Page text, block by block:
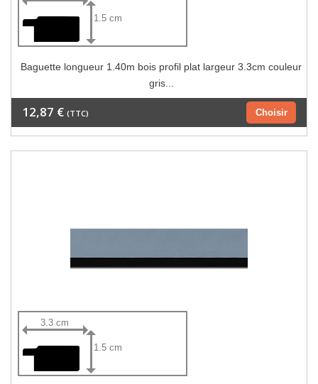
1.5 cm
Baguette longueur 1.40m bois profil plat largeur 3.3cm couleur
gris...
Choisir
12,87 € (TTC)
3.3 cm
1.5 cm